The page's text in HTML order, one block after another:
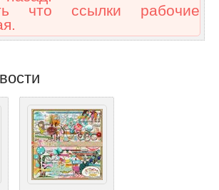
что ссылки рабочие